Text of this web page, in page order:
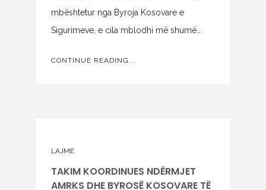
mbështetur nga Byroja Kosovare e
Sigurimeve, e cila mblodhi më shumë…
CONTINUE READING...
LAJME
TAKIM KOORDINUES NDËRMJET
AMRKS DHE BYROSË KOSOVARE TË